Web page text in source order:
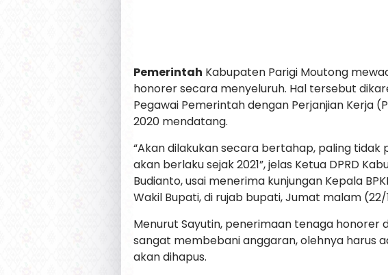
Pemerintah Kabupaten Parigi Moutong
honorer secara menyeluruh. Hal tersebut
Pegawai Pemerintah dengan Perjanjian Kerja
2020 mendatang.
“Akan dilakukan secara bertahap, paling
akan berlaku sejak 2021”, jelas Ketua DPRD
Budianto, usai menerima kunjungan Kepala
Wakil Bupati, di rujab bupati, Jumat malam (22/
Menurut Sayutin, penerimaan tenaga honorer
sangat membebani anggaran, olehnya harus
akan dihapus.